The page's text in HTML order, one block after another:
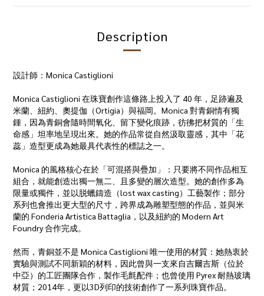
Description
設計師：Monica Castiglioni
Monica Castiglioni 在珠寶創作這條路上投入了 40 年，足跡遍及
米蘭、紐約、奧提伽（Ortigia）與福岡。Monica 對青銅情有獨
鍾，因為青銅會隨時間氧化、留下變化痕跡，彷彿把材質的「生
命感」坦率地呈現出來。她的作品常從自然汲取靈感，其中「花
蕊」造型更成為她最具代表性的標誌之一。
Monica 的風格核心在於「可混搭與疊加」：只要將不同作品相互
組合，就能創造出獨一無二、且多變的層次造型。她的創作多為
限量或獨件，並以脱蠟鑄造（lost wax casting）工藝製作；部分
系列也會推出更大型的尺寸，跨界成為雕塑型態的作品，並與米
蘭的 Fonderia Artistica Battaglia，以及紐約的 Modern Art
Foundry 合作完成。
然而，青銅並不是 Monica Castiglioni 唯一使用的材質：她熱衷於
實驗與測試不同新穎的材料，因此曾與一支來自吉爾吉斯（位於
中亞）的工匠團隊合作，製作毛氈配件；也曾使用 Pyrex 耐熱玻璃
材質；2014年，更以3D列印的技術創作了一系列珠寶作品。